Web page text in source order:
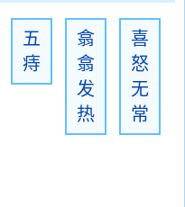
五
痔
翕
翕
发
热
喜
怒
无
常